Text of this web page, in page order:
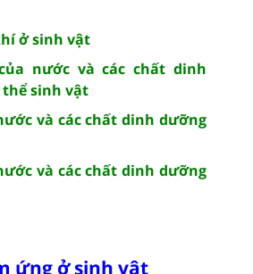
ở sinh vật
nước và các chất dinh
sinh vật
và các chất dinh dưỡng
và các chất dinh dưỡng
ứng ở sinh vật